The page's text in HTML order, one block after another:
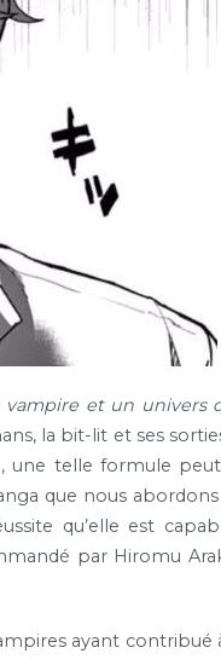
vampire et un univers
la bit-lit et ses
une telle formule
que nous
qu’elle est
par Hiromu
ayant contribué